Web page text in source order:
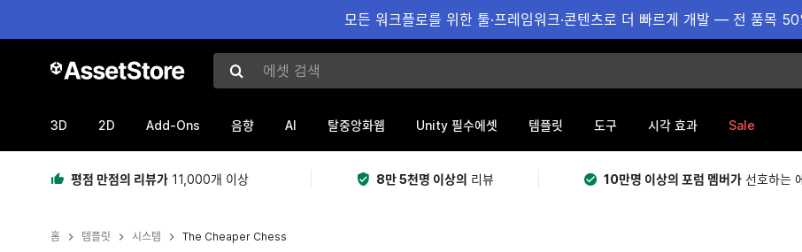
모든 워크플로를 위한 툴·프레임워크·콘텐츠로 더 빠르게 개발 — 전 품목
에셋 검색
3D 2D Add-Ons 음향 AI 탈중앙화웹 Unity 필수에셋 템플릿 도구 시각 효과 Sale
평점 만점의 리뷰가 11,000개 이상 8만 5천명 이상의 리뷰 10만명 이상의 포럼 멤버가 선호하는
홈 템플릿 시스템 The Cheaper Chess